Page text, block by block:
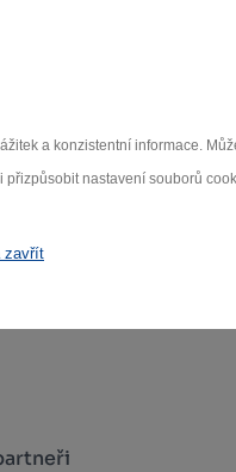
a konzistentní informace.
nastavení souborů
zavřít